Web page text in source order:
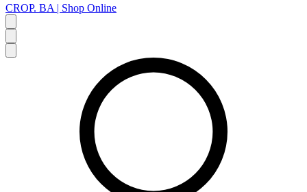
CROP. BA | Shop Online